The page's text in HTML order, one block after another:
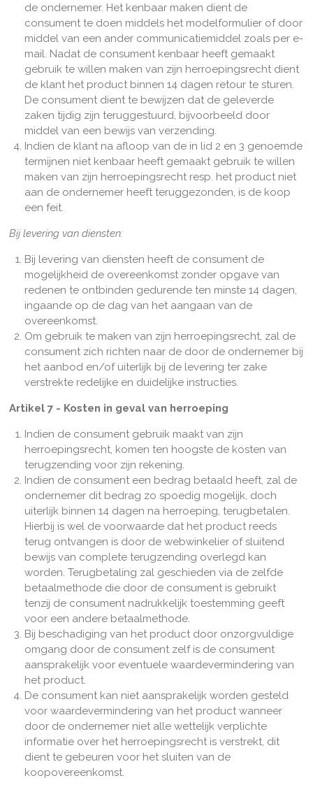
de ondernemer. Het kenbaar maken dient de
consument te doen middels het modelformulier of door
middel van een ander communicatiemiddel zoals per e-
mail. Nadat de consument kenbaar heeft gemaakt
gebruik te willen maken van zijn herroepingsrecht dient
de klant het product binnen 14 dagen retour te sturen.
De consument dient te bewijzen dat de geleverde
zaken tijdig zijn teruggestuurd, bijvoorbeeld door
middel van een bewijs van verzending.
Indien de klant na afloop van de in lid 2 en 3 genoemde
termijnen niet kenbaar heeft gemaakt gebruik te willen
maken van zijn herroepingsrecht resp. het product niet
aan de ondernemer heeft teruggezonden, is de koop
een feit.
Bij levering van diensten:
Bij levering van diensten heeft de consument de
mogelijkheid de overeenkomst zonder opgave van
redenen te ontbinden gedurende ten minste 14 dagen,
ingaande op de dag van het aangaan van de
overeenkomst.
Om gebruik te maken van zijn herroepingsrecht, zal de
consument zich richten naar de door de ondernemer bij
het aanbod en/of uiterlijk bij de levering ter zake
verstrekte redelijke en duidelijke instructies.
Artikel 7 - Kosten in geval van herroeping
Indien de consument gebruik maakt van zijn
herroepingsrecht, komen ten hoogste de kosten van
terugzending voor zijn rekening.
Indien de consument een bedrag betaald heeft, zal de
ondernemer dit bedrag zo spoedig mogelijk, doch
uiterlijk binnen 14 dagen na herroeping, terugbetalen.
Hierbij is wel de voorwaarde dat het product reeds
terug ontvangen is door de webwinkelier of sluitend
bewijs van complete terugzending overlegd kan
worden. Terugbetaling zal geschieden via de zelfde
betaalmethode die door de consument is gebruikt
tenzij de consument nadrukkelijk toestemming geeft
voor een andere betaalmethode.
Bij beschadiging van het product door onzorgvuldige
omgang door de consument zelf is de consument
aansprakelijk voor eventuele waardevermindering van
het product.
De consument kan niet aansprakelijk worden gesteld
voor waardevermindering van het product wanneer
door de ondernemer niet alle wettelijk verplichte
informatie over het herroepingsrecht is verstrekt, dit
dient te gebeuren voor het sluiten van de
koopovereenkomst.